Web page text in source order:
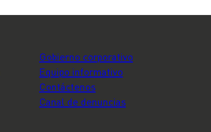
Gobierno corporativo
Equipo informativo
Contáctenos
Canal de denuncias